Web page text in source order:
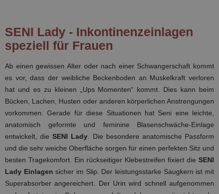
SENI Lady - Inkontinenzeinlagen
speziell für Frauen
Ab einen gewissen Alter oder nach einer Schwangerschaft kommt
es vor, dass der weibliche Beckenboden an Muskelkraft verloren
hat und es zu kleinen „Ups Momenten“ kommt. Dies kann beim
Bücken, Lachen, Husten oder anderen körperlichen Anstrengungen
vorkommen. Gerade für diese Situationen hat Seni eine leichte,
anatomisch geformte und feminine Blasenschwäche-Einlage
entwickelt, dieSENI Lady . Die besondere anatomische Passform
und die sehr weiche Oberfläche sorgen für einen perfekten Sitz und
besten Tragekomfort. Ein rückseitiger Klebestreifen fixiert die SENI
Lady Einlagen sicher im Slip. Der leistungsstarke Saugkern ist mit
Superabsorber angereichert. Der Urin wird schnell aufgenommen